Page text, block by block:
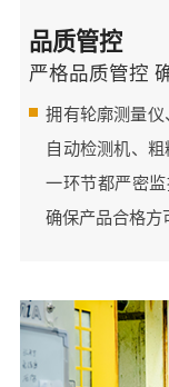
品质管控
严格品质管控
拥有轮廓测量
自动检测机、
一环节都严密
确保产品合格方